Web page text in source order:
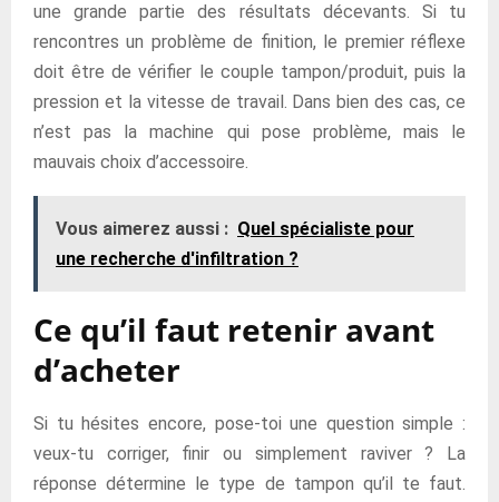
une grande partie des résultats décevants. Si tu
rencontres un problème de finition, le premier réflexe
doit être de vérifier le couple tampon/produit, puis la
pression et la vitesse de travail. Dans bien des cas, ce
n’est pas la machine qui pose problème, mais le
mauvais choix d’accessoire.
Vous aimerez aussi : Quel spécialiste pour
une recherche d'infiltration ?
Ce qu’il faut retenir avant
d’acheter
Si tu hésites encore, pose-toi une question simple :
veux-tu corriger, finir ou simplement raviver ? La
réponse détermine le type de tampon qu’il te faut.